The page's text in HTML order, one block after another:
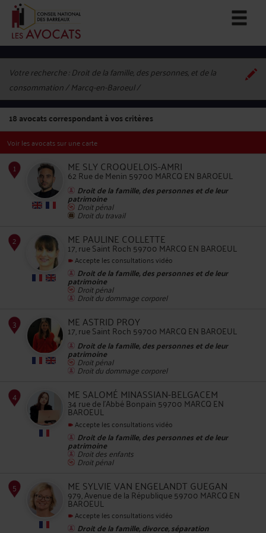
Votre recherche :Droit de la famille, des personnes, et de la
consommation / Marcq-en-Baroeul
18avocats correspondant à vos critères
Voir les avocats sur une carte
ME SLY CROQUELOIS-AMRI
62 Rue de Menin 59700 MARCQ EN BAROEUL
Droit de la famille, des personnes et de leur
patrimoine
Droit pénal
Droit du travail
ME PAULINE COLLETTE
17, rue Saint Roch 59700 MARCQ EN BAROEUL
Accepte les consultations vidéo
Droit de la famille, des personnes et de leur
patrimoine
Droit pénal
Droit du dommage corporel
3
ME ASTRID PROY
17, rue Saint Roch 59700 MARCQ EN BAROEUL
Droit de la famille, des personnes et de leur
patrimoine
Droit pénal
Droit du dommage corporel
4
ME SALOMÉ MINASSIAN-BELGACEM
34 rue de l'Abbé Bonpain 59700 MARCQ EN
BAROEUL
Accepte les consultations vidéo
Droit de la famille, des personnes et de leur
patrimoine
Droit des enfants
Droit pénal
ME SYLVIE VAN ENGELANDT GUEGAN
979, Avenue de la République 59700 MARCQ EN
BAROEUL
Accepte les consultations vidéo
Droit de la famille, divorce, séparation